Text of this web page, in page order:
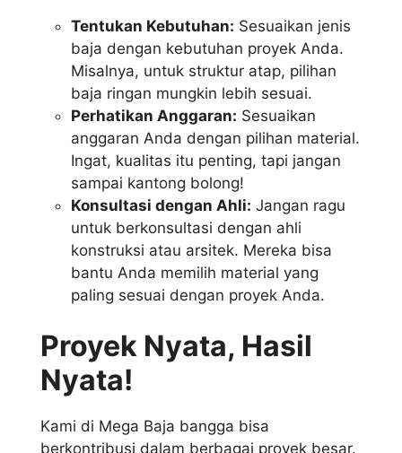
Tentukan Kebutuhan: Sesuaikan jenis
baja dengan kebutuhan proyek Anda.
Misalnya, untuk struktur atap, pilihan
baja ringan mungkin lebih sesuai.
Perhatikan Anggaran: Sesuaikan
anggaran Anda dengan pilihan material.
Ingat, kualitas itu penting, tapi jangan
sampai kantong bolong!
Konsultasi dengan Ahli: Jangan ragu
untuk berkonsultasi dengan ahli
konstruksi atau arsitek. Mereka bisa
bantu Anda memilih material yang
paling sesuai dengan proyek Anda.
Proyek Nyata, Hasil
Nyata!
Kami di Mega Baja bangga bisa
berkontribusi dalam berbagai proyek besar.